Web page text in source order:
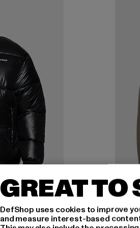
GREAT TO
DefShop uses cookies to improve
and measure interest-based